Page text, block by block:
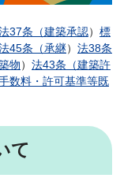
37条（建築承認） 標
45条（承継） 法38条
物） 法43条（建築許
数料・許可基準等既
て